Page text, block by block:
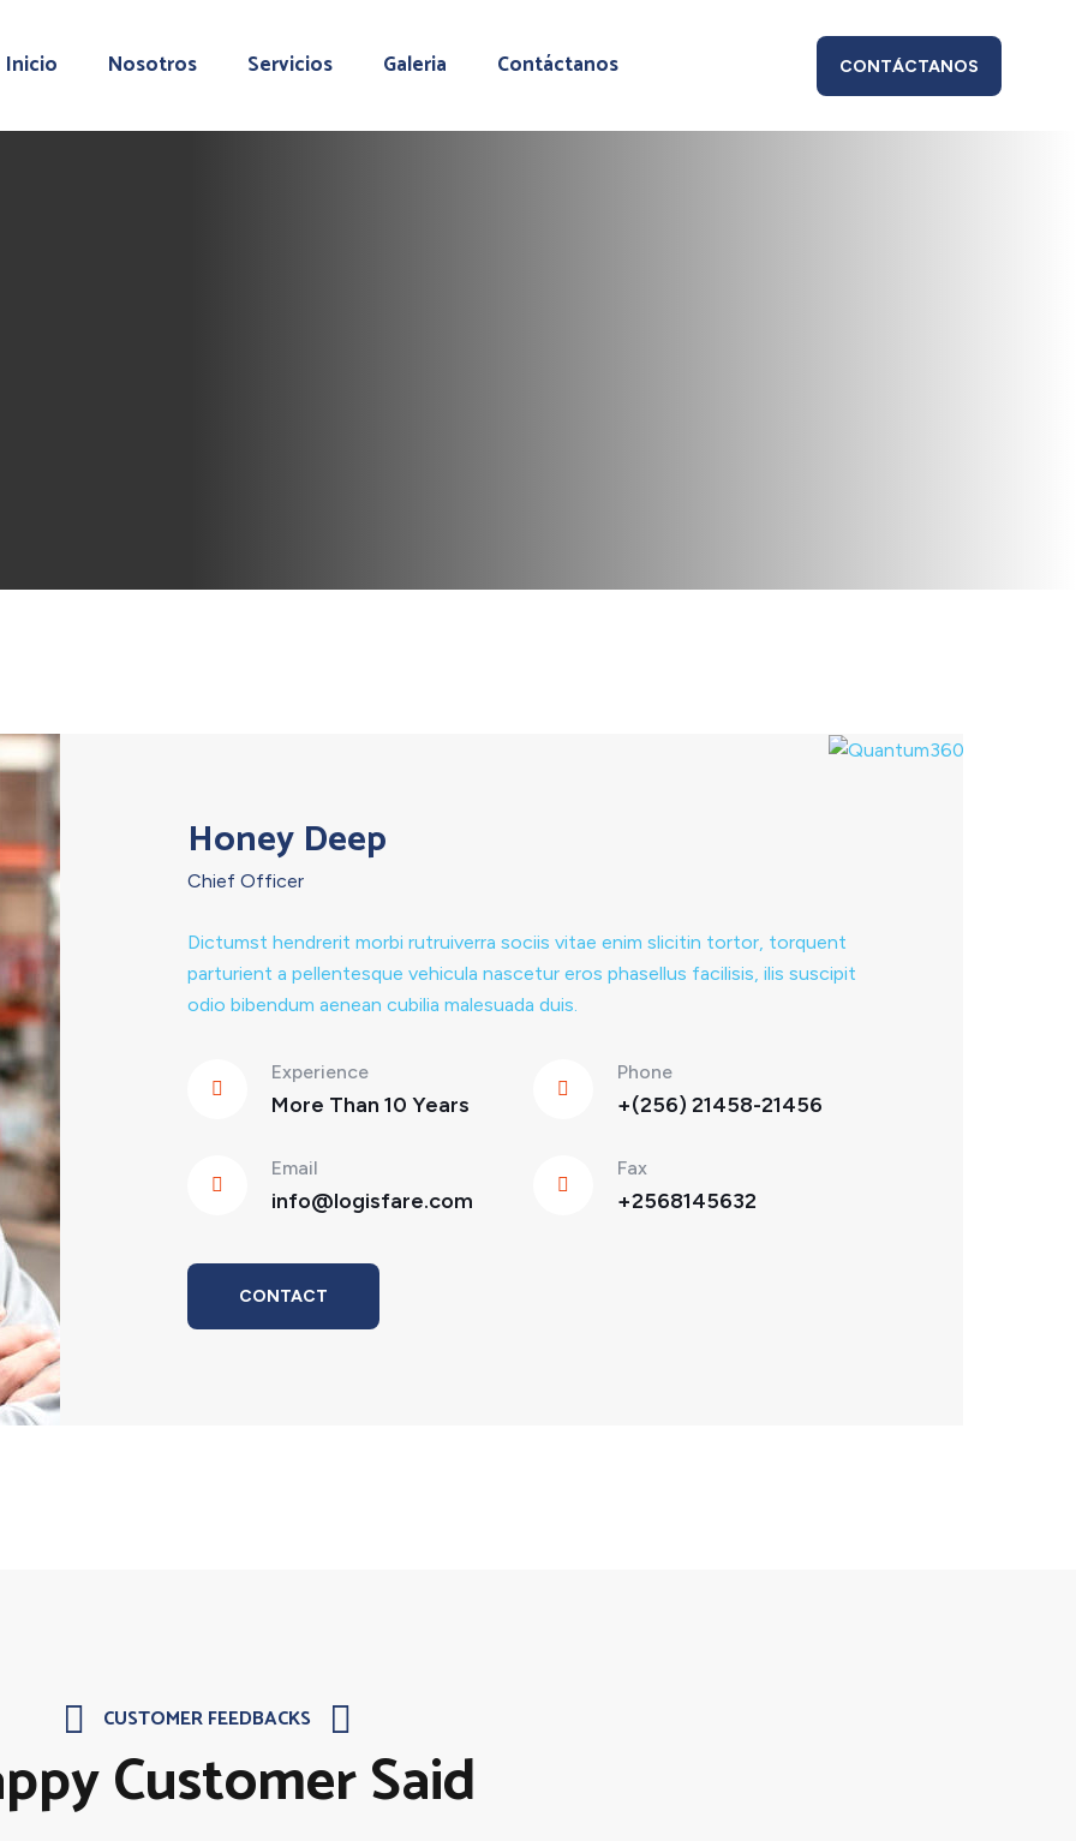
Inicio Nosotros Servicios Galeria Contáctanos CONTÁCTANOS
Honey Deep
Chief Officer
Dictumst hendrerit morbi rutruiverra sociis vitae enim slicitin tortor, torquent
parturient a pellentesque vehicula nascetur eros phasellus facilisis, ilis suscipit
odio bibendum aenean cubilia malesuada duis.
Experience
More Than 10 Years
Email
info@logisfare.com
Phone
+(256) 21458-21456
Fax
+2568145632
CONTACT
CUSTOMER FEEDBACKS
Customer Said